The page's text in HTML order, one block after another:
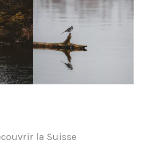
la Suisse